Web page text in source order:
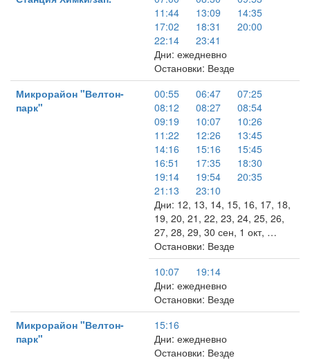
11:44
13:09
14:35
17:02
18:31
20:00
22:14
23:41
Дни: ежедневно
Остановки: Везде
Микрорайон "Велтон-
парк"
00:55 06:47
07:25
08:12
08:27
08:54
09:19
10:07
10:26
11:22
12:26
13:45
14:16
15:16
15:45
16:51
17:35
18:30
19:14
19:54
20:35
21:13
23:10
Дни: 12, 13, 14, 15, 16, 17, 18,
19, 20, 21, 22, 23, 24, 25, 26,
27, 28, 29, 30 сен, 1 окт, …
Остановки: Везде
10:07
19:14
Дни: ежедневно
Остановки: Везде
Микрорайон "Велтон-
парк"
15:16
Дни: ежедневно
Остановки: Везде